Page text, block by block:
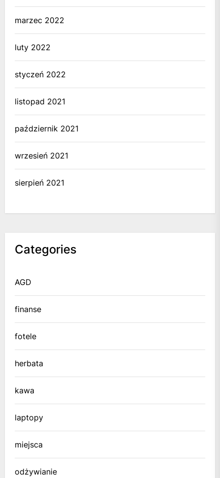
marzec 2022
luty 2022
styczeń 2022
listopad 2021
październik 2021
wrzesień 2021
sierpień 2021
Categories
AGD
finanse
fotele
herbata
kawa
laptopy
miejsca
odżywianie